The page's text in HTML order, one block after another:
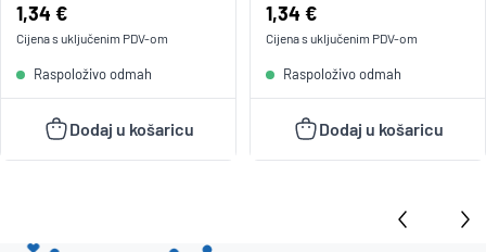
Cijena:
1,34 €
Cijena s uključenim PDV-om
Raspoloživo odmah
Dodaj u košaricu
Cijena:
1,34 €
Cijena s uključenim PDV-om
Raspoloživo odmah
Dodaj u košaricu